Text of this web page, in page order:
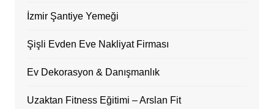
İzmir Şantiye Yemeği
Şişli Evden Eve Nakliyat Firması
Ev Dekorasyon & Danışmanlık
Uzaktan Fitness Eğitimi – Arslan Fit